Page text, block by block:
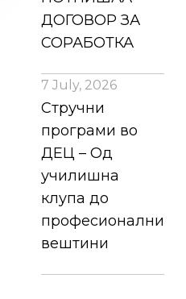
ДОГОВОР ЗА
СОРАБОТКА
7 July, 2026
Стручни
програми во
ДЕЦ – Од
училишна
клупа до
професионални
вештини